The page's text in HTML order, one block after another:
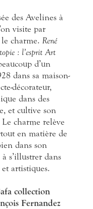
des Avelines à
visite par
charme. René
: l’esprit Art
d’un
dans sa maison-
décorateur,
dans des
et cultive son
charme relève
en matière de
dans son
s’illustrer dans
artistiques.
collection
Fernandez